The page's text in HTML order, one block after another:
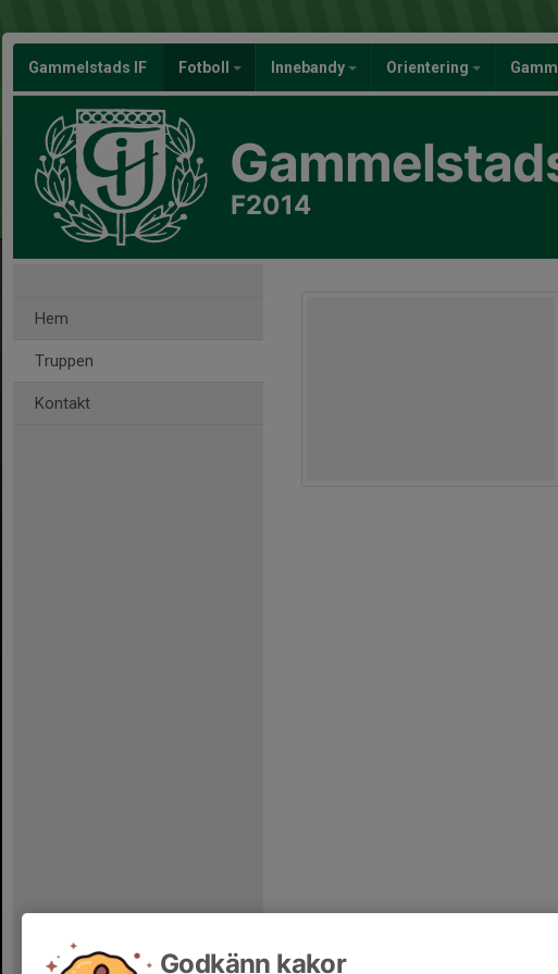
Gammelstads IF Fotboll Innebandy Orientering
F2014
Hem
Truppen
Kontakt
Godkänn kakor